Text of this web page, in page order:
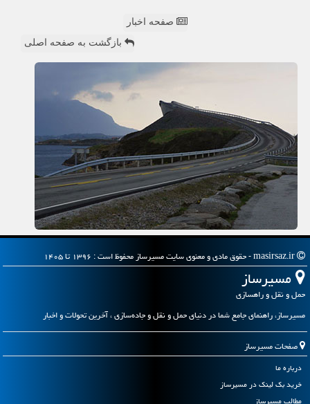
صفحه اخبار
بازگشت به صفحه اصلی
مسیرساز
حمل و نقل و راهسازی
مسیرساز، راهنمای جامع شما در دنیای حمل و نقل و جاده‌سازی ، آخرین تحولات و اخبار
صفحات مسیرساز
درباره ما
خرید بک لینک در مسیرساز